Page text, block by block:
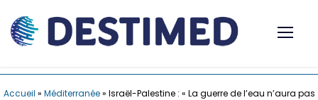
Accueil » Méditerranée» Israël-Palestine : « La guerre de l’eau n’aura pas